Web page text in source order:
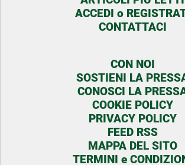
ACCEDI o
CONTATTACI
CON NOI
SOSTIENI LA
CONOSCI LA
COOKIE POLICY
PRIVACY POLICY
FEED RSS
MAPPA DEL SITO
TERMINI e